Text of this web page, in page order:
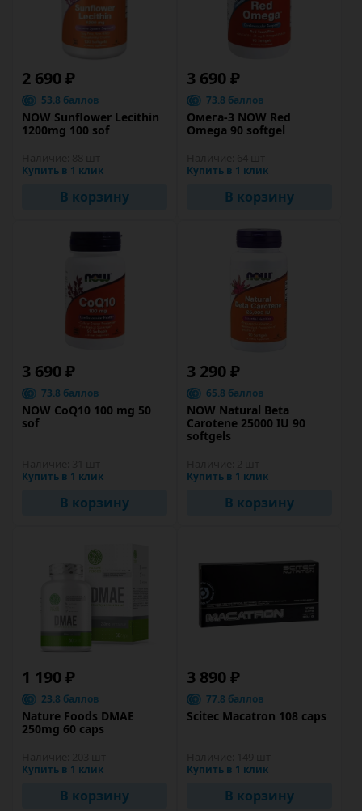
2 690 ₽
53.8 баллов
NOW Sunflower Lecithin
1200mg 100 sof
Купить в 1 клик
В корзину
3 690 ₽
73.8 баллов
Омега-3 NOW Red
Omega 90 softgel
Купить в 1 клик
В корзину
3 690 ₽
73.8 баллов
NOW CoQ10 100 mg 50
sof
Купить в 1 клик
В корзину
3 290 ₽
65.8 баллов
NOW Natural Beta
Carotene 25000 IU 90
softgels
Купить в 1 клик
В корзину
1 190 ₽
23.8 баллов
Nature Foods DMAE
250mg 60 caps
Купить в 1 клик
В корзину
3 890 ₽
77.8 баллов
Scitec Macatron 108 caps
Купить в 1 клик
В корзину